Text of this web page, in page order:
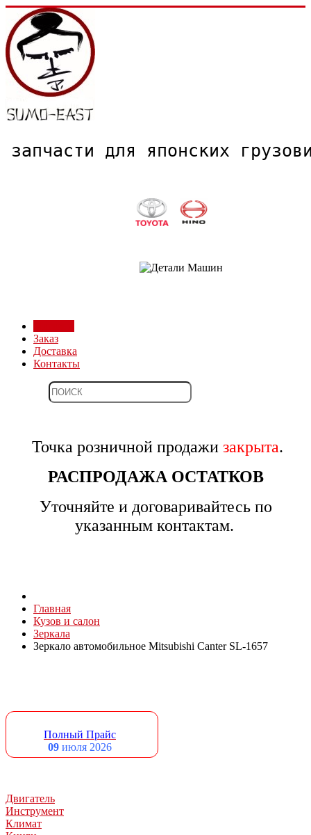
запчасти для японских
Заказ
Доставка
Контакты
Точка розничной продажи закрыта.
РАСПРОДАЖА ОСТАТКОВ
Уточняйте и договаривайтесь по
указанным контактам.
Главная
Кузов и салон
Зеркала
Зеркало автомобильное Mitsubishi Canter SL-1657
Полный Прайс
09 июля 2026
Двигатель
Инструмент
Климат